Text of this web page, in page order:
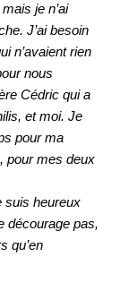
je n’ai
J’ai besoin
n’avaient rien
nous
Cédric qui a
et moi. Je
pour ma
pour mes deux
suis heureux
décourage pas,
qu’en